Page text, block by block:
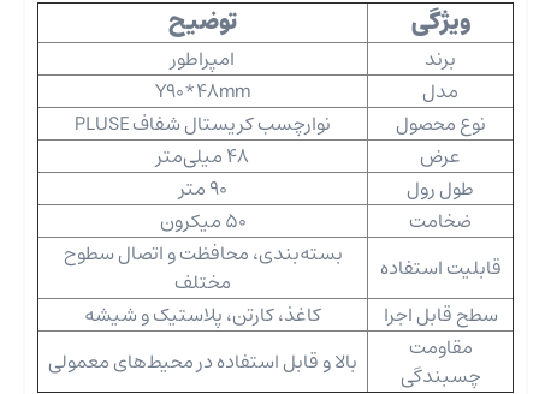
ویژگی
توضیح
برند
امپراطور
مدل
Y90*48mm
نوع محصول
نوارچسب کریستال شفاف PLUSE
عرض
48 میلی‌متر
طول رول
90 متر
ضخامت
50 میکرون
قابلیت استفاده
بسته‌بندی، محافظت و اتصال سطوح
مختلف
سطح قابل اجرا
کاغذ، کارتن، پلاستیک و شیشه
مقاومت
چسبندگی
بالا و قابل استفاده در محیط‌های معمولی